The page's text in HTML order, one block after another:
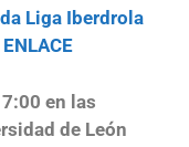
Liga Iberdrola
en las
de León